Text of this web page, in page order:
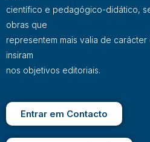
científico e pedagógico-didático,
obras que
representem mais valia de
insiram
nos objetivos editoriais.
Entrar em Contacto